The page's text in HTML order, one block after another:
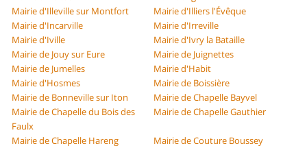
Mairie d'Illeville sur Montfort
Mairie d'Illiers l'Évêque
Mairie d'Incarville
Mairie d'Irreville
Mairie d'Iville
Mairie d'Ivry la Bataille
Mairie de Jouy sur Eure
Mairie de Juignettes
Mairie de Jumelles
Mairie d'Habit
Mairie d'Hosmes
Mairie de Boissière
Mairie de Bonneville sur Iton
Mairie de Chapelle Bayvel
Mairie de Chapelle du Bois des
Faulx
Mairie de Chapelle Gauthier
Mairie de Chapelle Hareng
Mairie de Couture Boussey